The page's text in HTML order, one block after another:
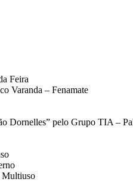
Feira
Varanda – Fenamate
Dornelles” pelo Grupo TIA –
Multiuso